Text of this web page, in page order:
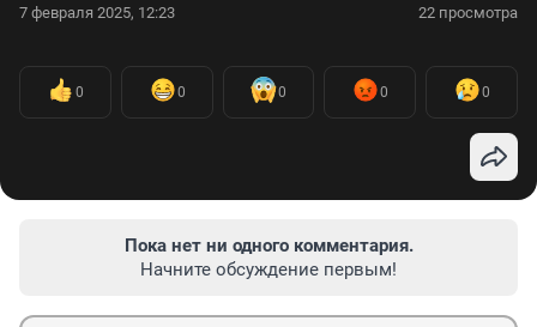
7 февраля 2025, 12:23 22 просмотра
0 0 0 0 0
Пока нет ни одного комментария.
Начните обсуждение первым!